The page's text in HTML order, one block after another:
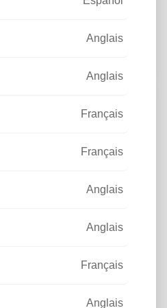
extérieurs ?
évolution&nbsp;
Anglais
Anglais
Français
Français
Anglais
Anglais
Français
Anglais